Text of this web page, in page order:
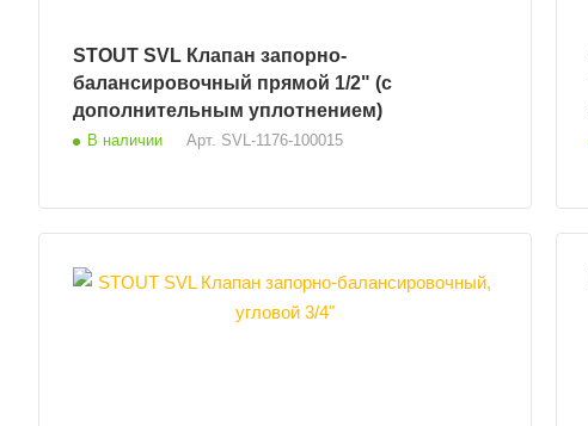
STOUT SVL Клапан запорно-
балансировочный прямой 1/2" (с
дополнительным уплотнением)
В наличии Арт. SVL-1176-100015